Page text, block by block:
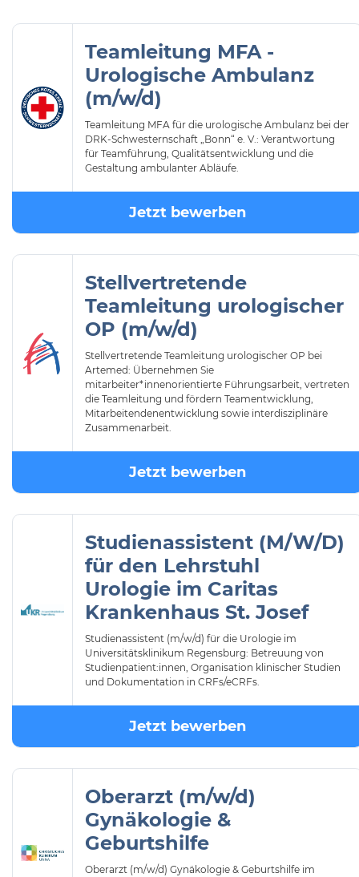
Teamleitung MFA -
Urologische Ambulanz
(m/w/d)
Teamleitung MFA für die urologische Ambulanz bei der
DRK-Schwesternschaft „Bonn“ e. V.: Verantwortung
für Teamführung, Qualitätsentwicklung und die
Gestaltung ambulanter Abläufe.
Jetzt bewerben
Stellvertretende
Teamleitung urologischer
OP (m/w/d)
Stellvertretende Teamleitung urologischer OP bei
Artemed: Übernehmen Sie
mitarbeiter*innenorientierte Führungsarbeit, vertreten
die Teamleitung und fördern Teamentwicklung,
Mitarbeitendenentwicklung sowie interdisziplinäre
Zusammenarbeit.
Jetzt bewerben
Studienassistent (M/W/D)
für den Lehrstuhl
Urologie im Caritas
Krankenhaus St. Josef
Studienassistent (m/w/d) für die Urologie im
Universitätsklinikum Regensburg: Betreuung von
Studienpatient:innen, Organisation klinischer Studien
und Dokumentation in CRFs/eCRFs.
Jetzt bewerben
Oberarzt (m/w/d)
Gynäkologie &
Geburtshilfe
Oberarzt (m/w/d) Gynäkologie & Geburtshilfe im